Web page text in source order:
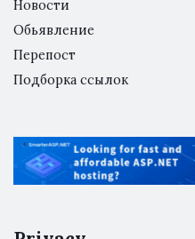
Новости
Обьявление
Перепост
Подборка ссылок